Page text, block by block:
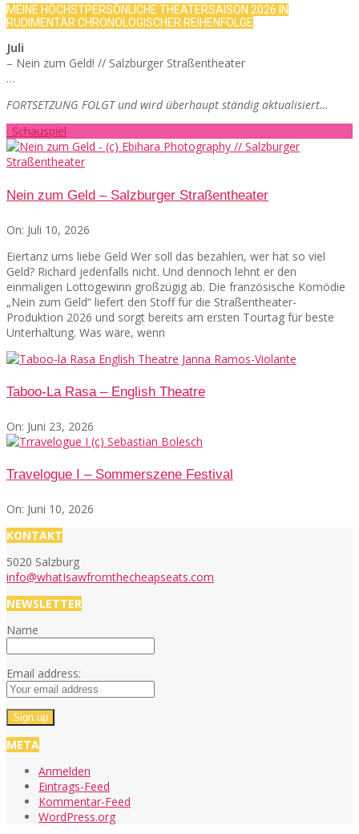
MEINE HÖCHSTPERSÖNLICHE THEATERSAISON 2026 IN
RUDIMENTÄR CHRONOLOGISCHER REIHENFOLGE
Juli
– Nein zum Geld! // Salzburger Straßentheater
…
FORTSETZUNG FOLGT und wird überhaupt ständig aktualisiert…
· Schauspiel
Nein zum Geld – Salzburger Straßentheater
On: Juli 10, 2026
Eiertanz ums liebe Geld Wer soll das bezahlen, wer hat so viel
Geld? Richard jedenfalls nicht. Und dennoch lehnt er den
einmaligen Lottogewinn großzügig ab. Die französische Komödie
„Nein zum Geld“ liefert den Stoff für die Straßentheater-
Produktion 2026 und sorgt bereits am ersten Tourtag für beste
Unterhaltung. Was wäre, wenn
Taboo-La Rasa – English Theatre
On: Juni 23, 2026
Travelogue I – Sommerszene Festival
On: Juni 10, 2026
KONTAKT
5020 Salzburg
info@whatIsawfromthecheapseats.com
NEWSLETTER
Name
Email address:
META
Anmelden
Eintrags-Feed
Kommentar-Feed
WordPress.org